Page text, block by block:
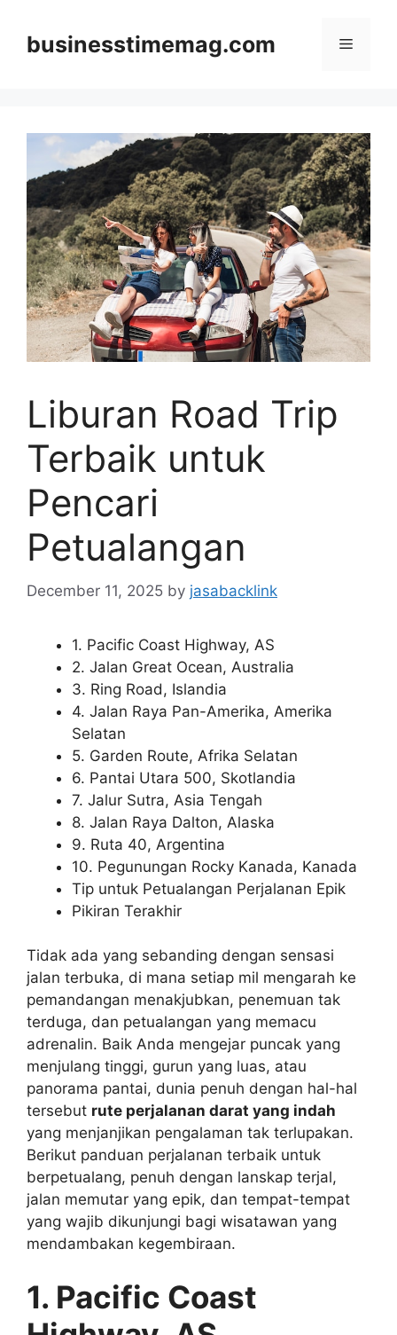
contentbusinesstimemag.com Menu
Liburan Road Trip
Terbaik untuk
Pencari
Petualangan
December 11, 2025 by jasabacklink
1. Pacific Coast Highway, AS
2. Jalan Great Ocean, Australia
3. Ring Road, Islandia
4. Jalan Raya Pan-Amerika, Amerika
Selatan
5. Garden Route, Afrika Selatan
6. Pantai Utara 500, Skotlandia
7. Jalur Sutra, Asia Tengah
8. Jalan Raya Dalton, Alaska
9. Ruta 40, Argentina
10. Pegunungan Rocky Kanada, Kanada
Tip untuk Petualangan Perjalanan Epik
Pikiran Terakhir
Tidak ada yang sebanding dengan sensasi
jalan terbuka, di mana setiap mil mengarah ke
pemandangan menakjubkan, penemuan tak
terduga, dan petualangan yang memacu
adrenalin. Baik Anda mengejar puncak yang
menjulang tinggi, gurun yang luas, atau
panorama pantai, dunia penuh dengan hal-hal
tersebut rute perjalanan darat yang indah
yang menjanjikan pengalaman tak terlupakan.
Berikut panduan perjalanan terbaik untuk
berpetualang, penuh dengan lanskap terjal,
jalan memutar yang epik, dan tempat-tempat
yang wajib dikunjungi bagi wisatawan yang
mendambakan kegembiraan.
1. Pacific Coast